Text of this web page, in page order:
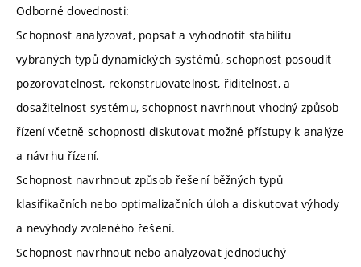
Odborné dovednosti:
Schopnost analyzovat, popsat a vyhodnotit stabilitu
vybraných typů dynamických systémů, schopnost posoudit
pozorovatelnost, rekonstruovatelnost, řiditelnost, a
dosažitelnost systému, schopnost navrhnout vhodný způsob
řízení včetně schopnosti diskutovat možné přístupy k analýze
a návrhu řízení.
Schopnost navrhnout způsob řešení běžných typů
klasifikačních nebo optimalizačních úloh a diskutovat výhody
a nevýhody zvoleného řešení.
Schopnost navrhnout nebo analyzovat jednoduchý